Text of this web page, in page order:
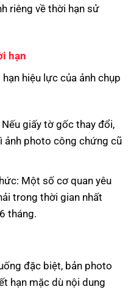
riêng về thời hạn sử
hạn
hiệu lực của ảnh chụp
giấy tờ gốc thay đổi,
ảnh photo công chứng cũ
Một số cơ quan yêu
trong thời gian nhất
tháng.
đặc biệt, bản photo
hạn mặc dù nội dung